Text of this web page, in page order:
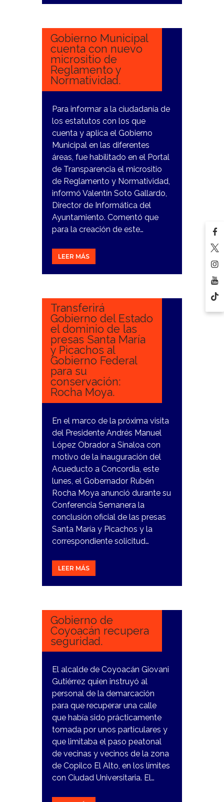
21
Gobierno Municipal
cuenta con nuevo
micrositio de
Reglamento y
Normatividad.
Para informar a la ciudadanía de
los estatutos con los que
cuenta y aplica el Gobierno
Municipal en las diferentes
áreas, fue habilitado en el Portal
de Transparencia el micrositio
de Reglamento y Normatividad,
informó Valentín Soto Gallardo,
Director de Informática del
Ayuntamiento. Comentó que
para la creación de este…
LEER MÁS
20
Transferirá
Gobierno del Estado
el dominio de las
presas Santa María
y Picachos al
Gobierno Federal
para su
conservación:
Rocha Moya.
En el marco de la próxima visita
del Presidente Andrés Manuel
López Obrador a Sinaloa con
motivo de la inauguración del
Acueducto a Concordia, este
lunes, el Gobernador Rubén
Rocha Moya anunció durante su
Conferencia Semanera la
conclusión oficial de las presas
Santa María y Picachos y la
correspondiente solicitud…
LEER MÁS
20
Gobierno de
Coyoacán recupera
seguridad.
El alcalde de Coyoacán Giovani
Gutiérrez quien instruyó al
personal de la demarcación
para que recuperar una calle
que había sido prácticamente
tomada por unos particulares y
que limitaba el paso peatonal
de vecinas y vecinos de la zona
de Copilco El Alto, en los límites
con Ciudad Universitaria. El…